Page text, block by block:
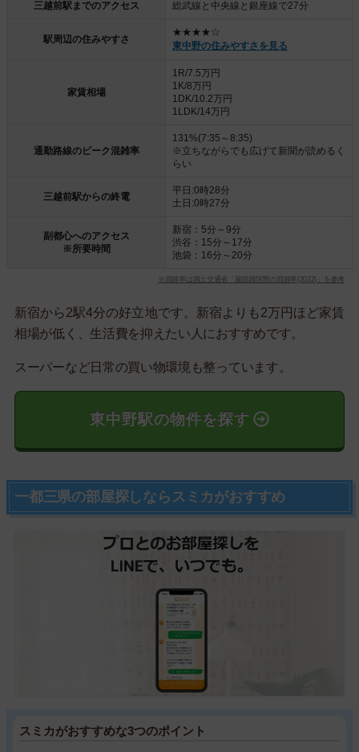
三越前駅までのアクセス 総武線と中央線と銀座線で27分
駅周辺の住みやすさ
★★★★☆
東中野の住みやすさを見る
家賃相場
1R/7.5万円
1K/8万円
1DK/10.2万円
1LDK/14万円
通勤路線のピーク混雑率
131%(7:35～8:35)
※立ちながらでも広げて新聞が読めるく
らい
三越前駅からの終電
平日:0時28分
土日:0時27分
副都心へのアクセス
※所要時間
新宿：5分～9分
渋谷：15分～17分
池袋：16分～20分
※混雑率は国土交通省「最混雑区間の混雑率(2022)」を参考
新宿から2駅4分の好立地です。新宿よりも2万円ほど家賃
相場が低く、生活費を抑えたい人におすすめです。
スーパーなど日常の買い物環境も整っています。
東中野駅の物件を探す
一都三県の部屋探しならスミカがおすすめ
スミカがおすすめな3つのポイント